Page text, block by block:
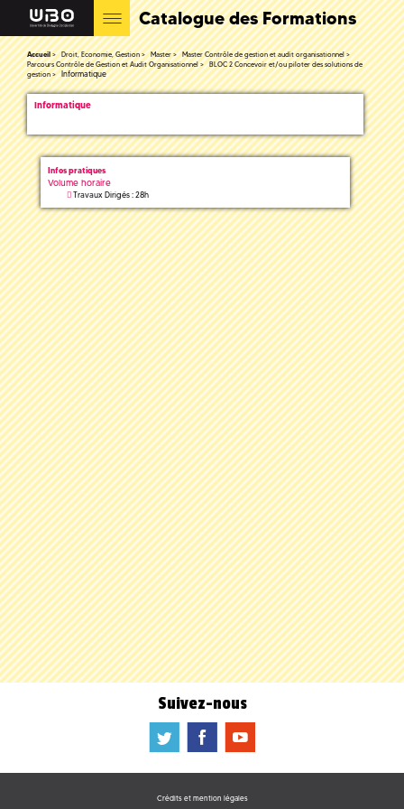
Catalogue des Formations
Accueil Droit, Economie, Gestion Master
Master Contrôle de gestion et audit organisationnel
Parcours Contrôle de Gestion et Audit Organisationnel
BLOC 2 Concevoir et/ou piloter des solutions de
gestion
Informatique
Informatique
Infos pratiques
Volume horaire
Travaux Dirigés : 28h
Suivez-nous
a b f
Crédits et mention légales